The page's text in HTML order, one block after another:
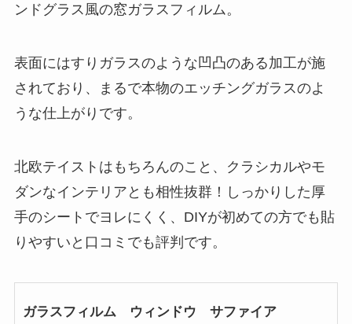
ンドグラス風の窓ガラスフィルム。
表面にはすりガラスのような凹凸のある加工が施
されており、まるで本物のエッチングガラスのよ
うな仕上がりです。
北欧テイストはもちろんのこと、クラシカルやモ
ダンなインテリアとも相性抜群！しっかりした厚
手のシートでヨレにくく、DIYが初めての方でも貼
りやすいと口コミでも評判です。
ガラスフィルム ウィンドウ サファイア